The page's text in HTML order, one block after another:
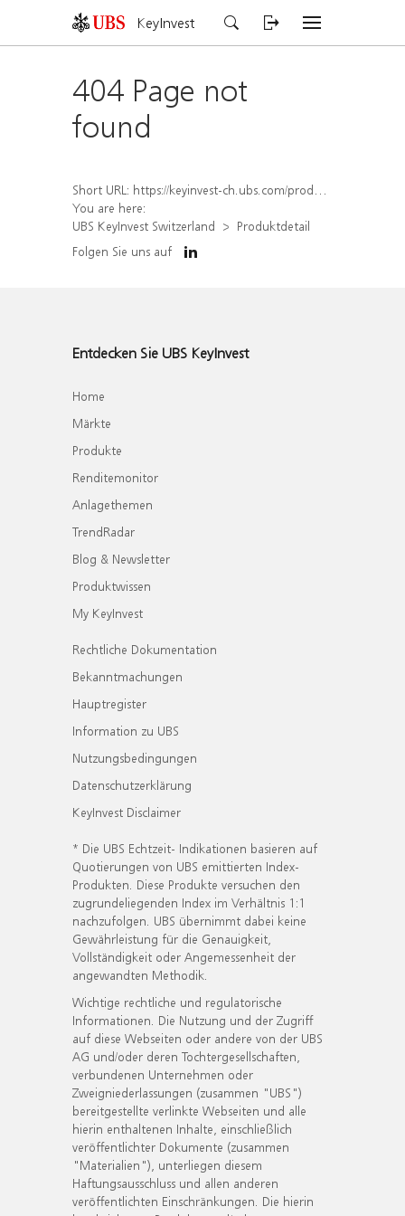
KeyInvest
404 Page not
found
Short URL: https://keyinvest-ch.ubs.com/produkt/detail/index/isin/CH1579759759
You are here:
UBS KeyInvest Switzerland
Produktdetail
Folgen Sie uns auf
Entdecken Sie UBS KeyInvest
Home
Märkte
Produkte
Renditemonitor
Anlagethemen
TrendRadar
Blog & Newsletter
Produktwissen
My KeyInvest
Rechtliche Dokumentation
Bekanntmachungen
Hauptregister
Information zu UBS
Nutzungsbedingungen
Datenschutzerklärung
KeyInvest Disclaimer
* Die UBS Echtzeit- Indikationen basieren auf
Quotierungen von UBS emittierten Index-
Produkten. Diese Produkte versuchen den
zugrundeliegenden Index im Verhältnis 1:1
nachzufolgen. UBS übernimmt dabei keine
Gewährleistung für die Genauigkeit,
Vollständigkeit oder Angemessenheit der
angewandten Methodik.
Wichtige rechtliche und regulatorische
Informationen. Die Nutzung und der Zugriff
auf diese Webseiten oder andere von der UBS
AG und/oder deren Tochtergesellschaften,
verbundenen Unternehmen oder
Zweigniederlassungen (zusammen "UBS")
bereitgestellte verlinkte Webseiten und alle
hierin enthaltenen Inhalte, einschließlich
veröffentlichter Dokumente (zusammen
"Materialien"), unterliegen diesem
Haftungsausschluss und allen anderen
veröffentlichten Einschränkungen. Die hierin